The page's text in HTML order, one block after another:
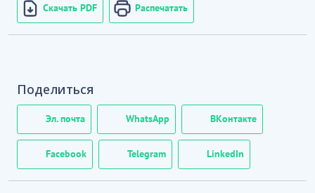
Скачать PDF Распечатать
Поделиться
Эл. почта WhatsApp ВКонтакте
Facebook Telegram LinkedIn